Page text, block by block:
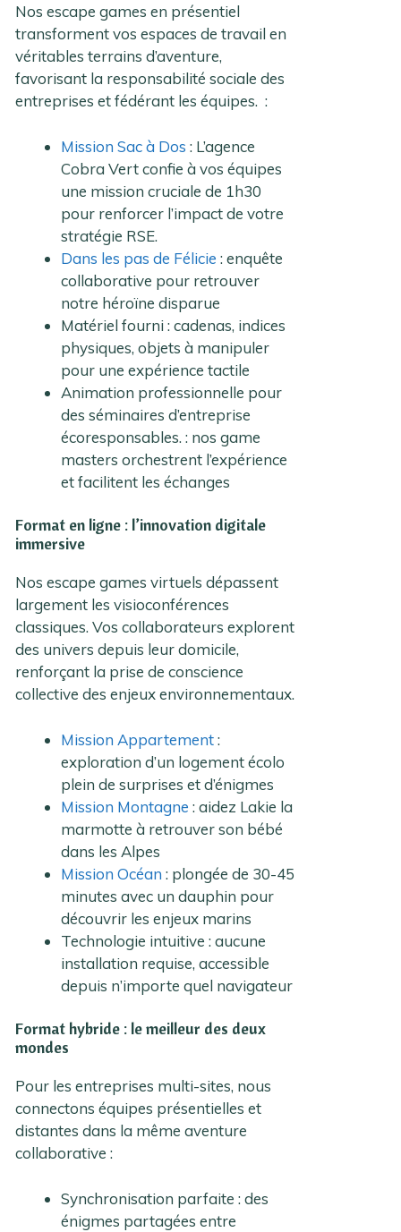
Nos escape games en présentiel
transforment vos espaces de travail en
véritables terrains d’aventure,
favorisant la responsabilité sociale des
entreprises et fédérant les équipes. :
Mission Sac à Dos: L’agence
Cobra Vert confie à vos équipes
une mission cruciale de 1h30
pour renforcer l’impact de votre
stratégie RSE.
Dans les pas de Félicie : enquête
collaborative pour retrouver
notre héroïne disparue
Matériel fourni : cadenas, indices
physiques, objets à manipuler
pour une expérience tactile
Animation professionnelle pour
des séminaires d’entreprise
écoresponsables. : nos game
masters orchestrent l’expérience
et facilitent les échanges
Format en ligne : l’innovation digitale
immersive
Nos escape games virtuels dépassent
largement les visioconférences
classiques. Vos collaborateurs explorent
des univers depuis leur domicile,
renforçant la prise de conscience
collective des enjeux environnementaux.
Mission Appartement:
exploration d’un logement écolo
plein de surprises et d’énigmes
Mission Montagne : aidez Lakie la
marmotte à retrouver son bébé
dans les Alpes
Mission Océan : plongée de 30-45
minutes avec un dauphin pour
découvrir les enjeux marins
Technologie intuitive : aucune
installation requise, accessible
depuis n’importe quel navigateur
Format hybride : le meilleur des deux
mondes
Pour les entreprises multi-sites, nous
connectons équipes présentielles et
distantes dans la même aventure
collaborative :
Synchronisation parfaite : des
énigmes partagées entre